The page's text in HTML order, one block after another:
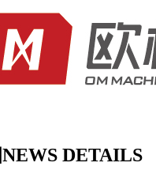
NEWS DETAILS